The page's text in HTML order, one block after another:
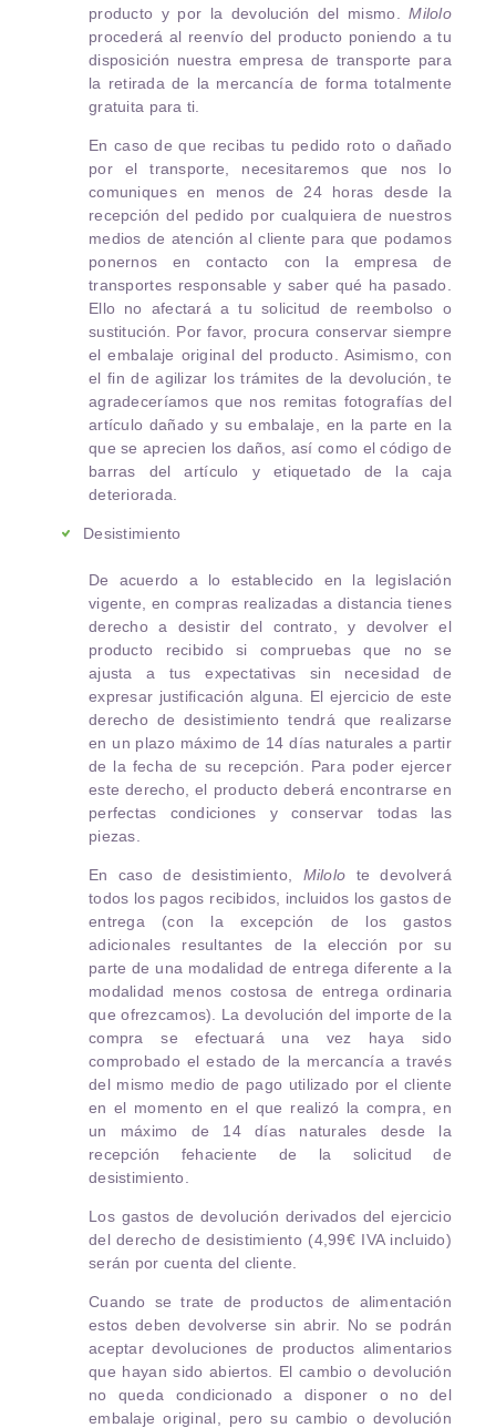
producto y por la devolución del mismo.Milolo
procederá al reenvío del producto poniendo a tu
disposición nuestra empresa de transporte para
la retirada de la mercancía de forma totalmente
gratuita para ti.
En caso de que recibas tu pedido roto o dañado
por el transporte, necesitaremos que nos lo
comuniques en menos de 24 horas desde la
recepción del pedido por cualquiera de nuestros
medios de atención al cliente para que podamos
ponernos en contacto con la empresa de
transportes responsable y saber qué ha pasado.
Ello no afectará a tu solicitud de reembolso o
sustitución. Por favor, procura conservar siempre
el embalaje original del producto. Asimismo, con
el fin de agilizar los trámites de la devolución, te
agradeceríamos que nos remitas fotografías del
artículo dañado y su embalaje, en la parte en la
que se aprecien los daños, así como el código de
barras del artículo y etiquetado de la caja
deteriorada.
Desistimiento
De acuerdo a lo establecido en la legislación
vigente, en compras realizadas a distancia tienes
derecho a desistir del contrato, y devolver el
producto recibido si compruebas que no se
ajusta a tus expectativas sin necesidad de
expresar justificación alguna. El ejercicio de este
derecho de desistimiento tendrá que realizarse
en un plazo máximo de 14 días naturales a partir
de la fecha de su recepción. Para poder ejercer
este derecho, el producto deberá encontrarse en
perfectas condiciones y conservar todas las
piezas.
En caso de desistimiento, Milolo te devolverá
todos los pagos recibidos, incluidos los gastos de
entrega (con la excepción de los gastos
adicionales resultantes de la elección por su
parte de una modalidad de entrega diferente a la
modalidad menos costosa de entrega ordinaria
que ofrezcamos). La devolución del importe de la
compra se efectuará una vez haya sido
comprobado el estado de la mercancía a través
del mismo medio de pago utilizado por el cliente
en el momento en el que realizó la compra, en
un máximo de 14 días naturales desde la
recepción fehaciente de la solicitud de
desistimiento.
Los gastos de devolución derivados del ejercicio
del derecho de desistimiento (4,99€ IVA incluido)
serán por cuenta del cliente.
Cuando se trate de productos de alimentación
estos deben devolverse sin abrir. No se podrán
aceptar devoluciones de productos alimentarios
que hayan sido abiertos. El cambio o devolución
no queda condicionado a disponer o no del
embalaje original, pero su cambio o devolución